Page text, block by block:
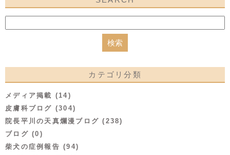
カテゴリ分類
メディア掲載 (14)
皮膚科ブログ (304)
院長平川の天真爛漫ブログ (238)
ブログ (0)
柴犬の症例報告 (94)